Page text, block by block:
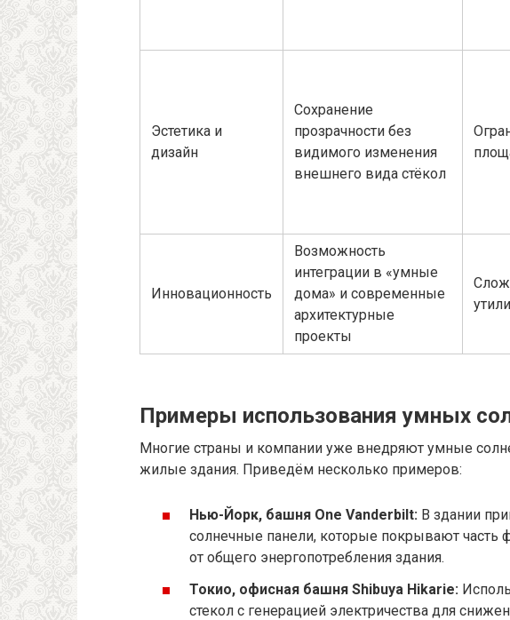
Эстетика и
дизайн
Сохранение
прозрачности без
видимого изменения
внешнего вида стёкол
Инновационность
Возможность
интеграции в «умные
дома» и современные
архитектурные
проекты
Примеры использования умных
Многие страны и компании уже внедряют умные
жилые здания. Приведём несколько примеров:
Нью-Йорк, башня One Vanderbilt: В здании
солнечные панели, которые покрывают часть
от общего энергопотребления здания.
Токио, офисная башня Shibuya Hikarie:
стекол с генерацией электричества для